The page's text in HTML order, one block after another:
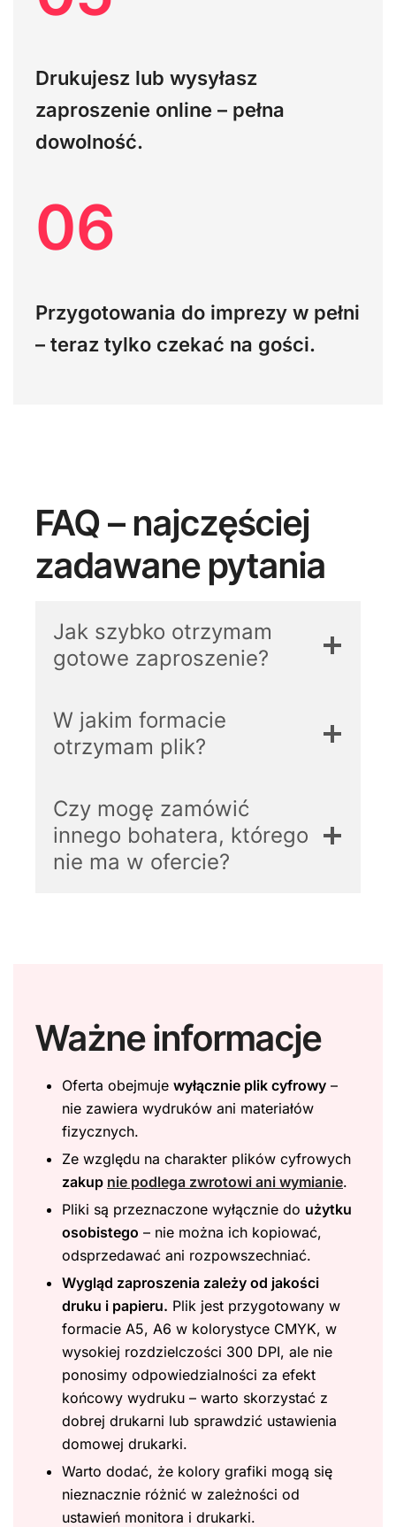
Drukujesz lub wysyłasz
zaproszenie online – pełna
dowolność.
06
Przygotowania do imprezy w pełni
– teraz tylko czekać na gości.
FAQ – najczęściej
zadawane pytania
Jak szybko otrzymam
gotowe zaproszenie?
W jakim formacie
otrzymam plik?
Czy mogę zamówić
innego bohatera, którego
nie ma w ofercie?
Ważne informacje
Oferta obejmuje wyłącznie plik cyfrowy –
nie zawiera wydruków ani materiałów
fizycznych.
Ze względu na charakter plików cyfrowych
zakup nie podlega zwrotowi ani wymianie.
Pliki są przeznaczone wyłącznie do użytku
osobistego – nie można ich kopiować,
odsprzedawać ani rozpowszechniać.
Wygląd zaproszenia zależy od jakości
druku i papieru. Plik jest przygotowany w
formacie A5, A6 w kolorystyce CMYK, w
wysokiej rozdzielczości 300 DPI, ale nie
ponosimy odpowiedzialności za efekt
końcowy wydruku – warto skorzystać z
dobrej drukarni lub sprawdzić ustawienia
domowej drukarki.
Warto dodać, że kolory grafiki mogą się
nieznacznie różnić w zależności od
ustawień monitora i drukarki.